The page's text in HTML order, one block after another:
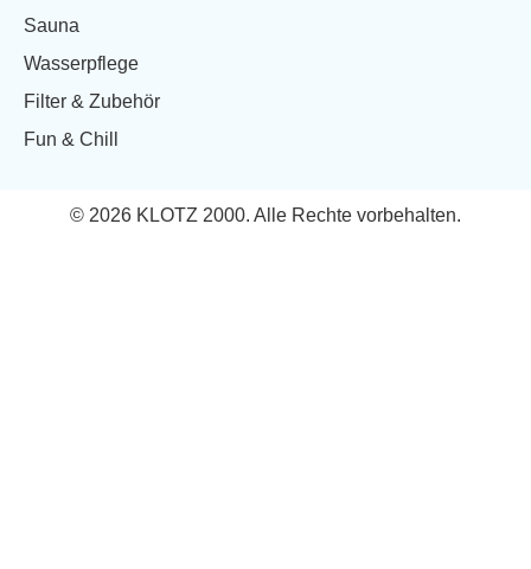
Sauna
Wasserpflege
Filter & Zubehör
Fun & Chill
© 2026 KLOTZ 2000. Alle Rechte vorbehalten.